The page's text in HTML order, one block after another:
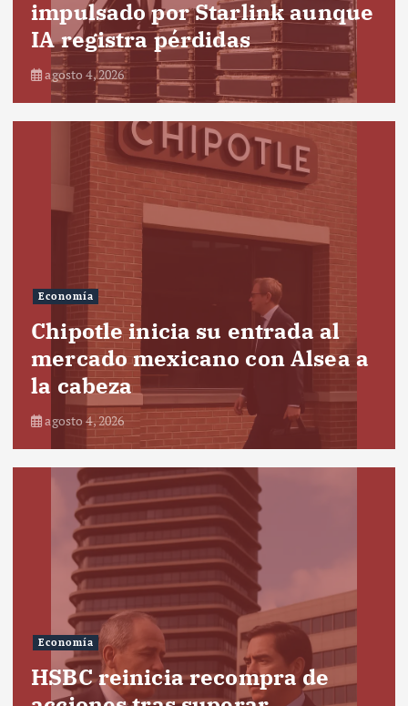
impulsado por Starlink aunque
IA registra pérdidas
agosto 4, 2026
Economía
Chipotle inicia su entrada al
mercado mexicano con Alsea a
la cabeza
agosto 4, 2026
Economía
HSBC reinicia recompra de